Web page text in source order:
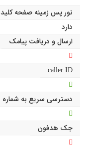
نور پس زمینه صفحه کلید
دارد
ارسال و دریافت پیامک
caller ID
دسترسی سریع به شماره
جک هدفون